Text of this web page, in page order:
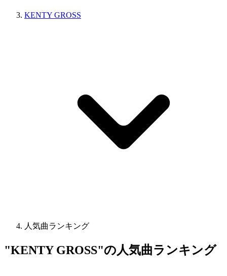
KENTY GROSS
人気曲ランキング
"KENTY GROSS"の人気曲ランキング